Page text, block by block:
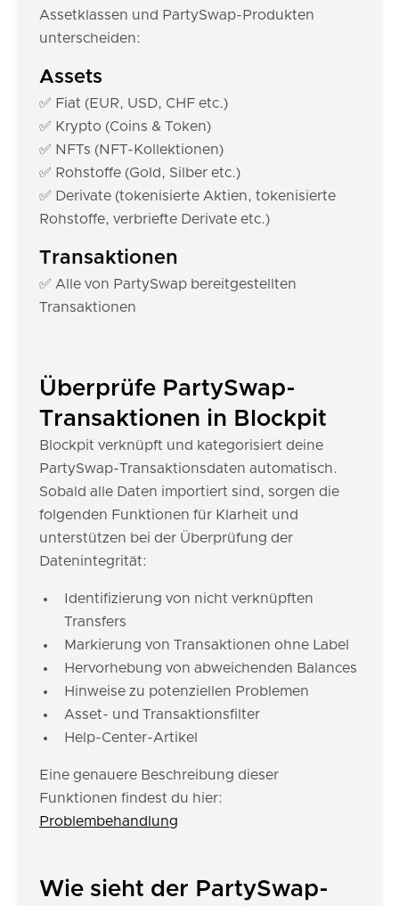
Assetklassen und PartySwap-Produkten
unterscheiden:
Assets
✅ Fiat (EUR, USD, CHF etc.)
✅ Krypto (Coins & Token)
✅ NFTs (NFT-Kollektionen)
✅ Rohstoffe (Gold, Silber etc.)
✅ Derivate (tokenisierte Aktien, tokenisierte
Rohstoffe, verbriefte Derivate etc.)
Transaktionen
✅ Alle von PartySwap bereitgestellten
Transaktionen
Überprüfe PartySwap-
Transaktionen in Blockpit
Blockpit verknüpft und kategorisiert deine
PartySwap-Transaktionsdaten automatisch.
Sobald alle Daten importiert sind, sorgen die
folgenden Funktionen für Klarheit und
unterstützen bei der Überprüfung der
Datenintegrität:
Identifizierung von nicht verknüpften
Transfers
Markierung von Transaktionen ohne Label
Hervorhebung von abweichenden Balances
Hinweise zu potenziellen Problemen
Asset- und Transaktionsfilter
Help-Center-Artikel
Eine genauere Beschreibung dieser
Funktionen findest du hier:
Problembehandlung
Wie sieht der PartySwap-